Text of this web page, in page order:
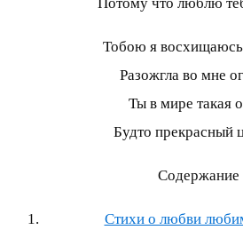
Потому что люблю
Тобою я восхищаюсь
Разожгла во мне
Ты в мире такая
Будто прекрасный
Содержание
Стихи о любви